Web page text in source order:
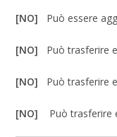
[NO] Può essere
[NO] Può trasferire
[NO] Può trasferire
[NO] Può trasferire